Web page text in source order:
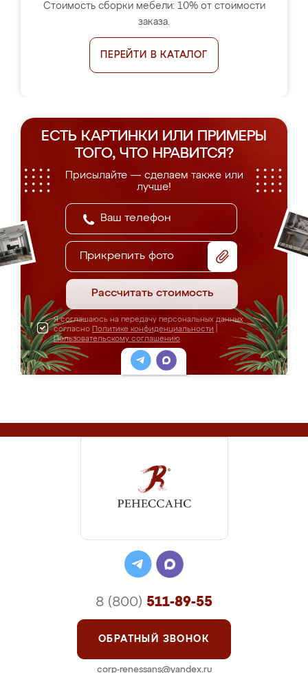
Стоимость сборки мебели: 10% от стоимости
заказа.
ПЕРЕЙТИ В КАТАЛОГ
ЕСТЬ КАРТИНКИ ИЛИ ПРИМЕРЫ
ТОГО, ЧТО НРАВИТСЯ?
Присылайте — сделаем также или
лучше!
Прикрепить фото
Рассчитать стоимость
Я соглашаюсь на передачу персональных данных
согласно Политике конфиденциальности
Пользовательскому соглашению
8 (800) 511-89-55
ОБРАТНЫЙ ЗВОНОК
corp-renessans@yandex.ru